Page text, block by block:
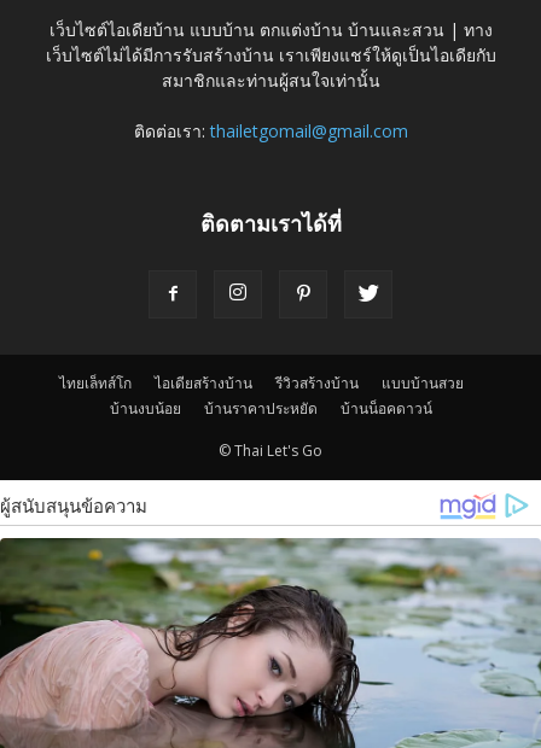
เว็บไซต์ไอเดียบ้าน แบบบ้าน ตกแต่งบ้าน บ้านและสวน | ทาง
เว็บไซต์ไม่ได้มีการรับสร้างบ้าน เราเพียงแชร์ให้ดูเป็นไอเดียกับ
สมาชิกและท่านผู้สนใจเท่านั้น
ติดต่อเรา:thailetgomail@gmail.com
ติดตามเราได้ที่
ไทยเล็ทส์โก ไอเดียสร้างบ้าน รีวิวสร้างบ้าน
แบบบ้านสวย
บ้านงบน้อย
บ้านราคาประหยัด บ้านน็อคดาวน์
© Thai Let's Go